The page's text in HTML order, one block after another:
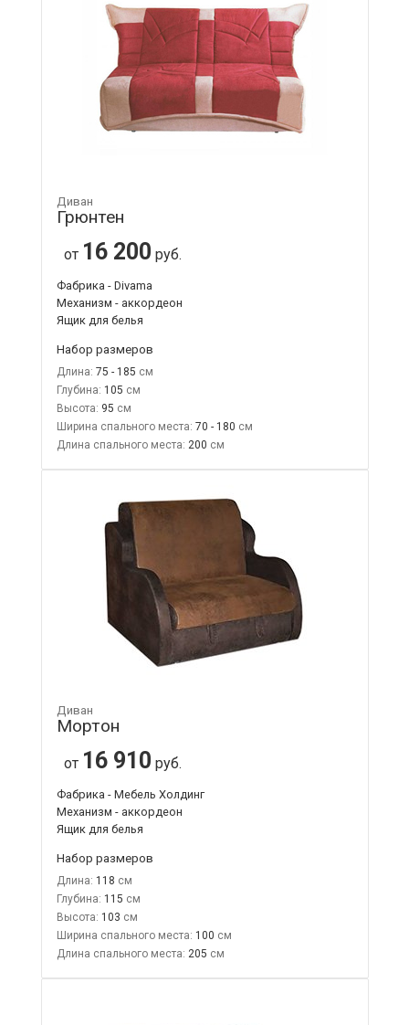
Диван
Грюнтен
от 16 200 руб.
Фабрика - Divama
Механизм - аккордеон
Ящик для белья
Набор размеров
Длина: 75 - 185
Глубина: 105
Высота: 95
Ширина спального места: 70 - 180
Длина спального места: 200
Диван
Мортон
от 16 910 руб.
Фабрика - Мебель Холдинг
Механизм - аккордеон
Ящик для белья
Набор размеров
Длина: 118
Глубина: 115
Высота: 103
Ширина спального места: 100
Длина спального места: 205